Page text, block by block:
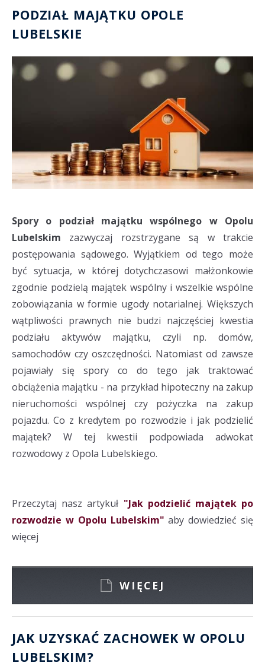
PODZIAŁ MAJĄTKU OPOLE
LUBELSKIE
Spory o podział majątku wspólnego w Opolu
Lubelskim zazwyczaj rozstrzygane są w trakcie
postępowania sądowego. Wyjątkiem od tego może
być sytuacja, w której dotychczasowi małżonkowie
zgodnie podzielą majątek wspólny i wszelkie wspólne
zobowiązania w formie ugody notarialnej. Większych
wątpliwości prawnych nie budzi najczęściej kwestia
podziału aktywów majątku, czyli np. domów,
samochodów czy oszczędności. Natomiast od zawsze
pojawiały się spory co do tego jak traktować
obciążenia majątku - na przykład hipoteczny na zakup
nieruchomości wspólnej czy pożyczka na zakup
pojazdu. Co z kredytem po rozwodzie i jak podzielić
majątek? W tej kwestii podpowiada adwokat
rozwodowy z Opola Lubelskiego.
Przeczytaj nasz artykuł "Jak podzielić majątek po
rozwodzie w Opolu Lubelskim" aby dowiedzieć się
więcej
WIĘCEJ
JAK UZYSKAĆ ZACHOWEK W OPOLU
LUBELSKIM?